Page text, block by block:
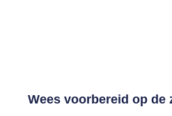
Wees voorbereid op de